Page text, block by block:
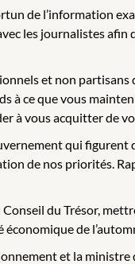
de l’information
les journalistes afin
et non partisans
à ce que vous
à vous acquitter de
qui figurent
de nos priorités.
du Trésor,
de
et la